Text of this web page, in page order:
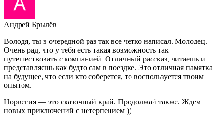
Андрей Брылёв
Володя, ты в очередной раз так все четко написал. Молодец.
Очень рад, что у тебя есть такая возможность так
путешествовать с компанией. Отличный рассказ, читаешь и
представляешь как будто сам в поездке. Это отличная памятка
на будущее, что если кто соберется, то воспользуется твоим
опытом.
Норвегия — это сказочный край. Продолжай также. Ждем
новых приключений с нетерпением ))